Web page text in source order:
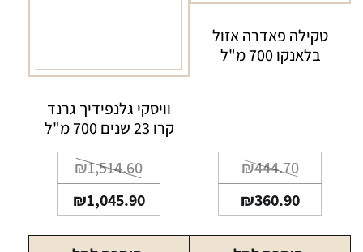
טקילה פאדרה אזול
בלאנקו 700 מ"ל
₪444.70המחיר
המקורי
היה:₪360.90
המחיר
הנוכחי
הוא:
וויסקי גלנפידיך גרנד
קרו 23 שנים 700 מ"ל
₪1,514.60
המחיר
המקורי
היה:₪1,045.90
המחיר
הנוכחי
הוא: